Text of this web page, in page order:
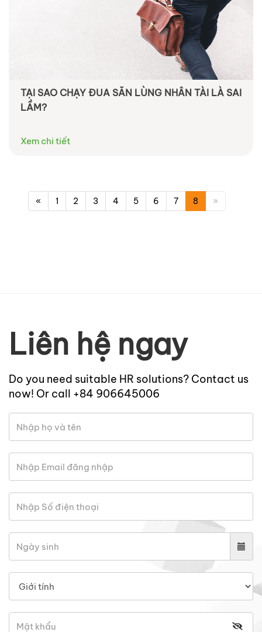
TẠI SAO CHẠY ĐUA SĂN LÙNG NHÂN TÀI LÀ SAI
LẦM?
Xem chi tiết
« 1 2 3 4 5 6 7 8 »
Liên hệ ngay
Do you need suitable HR solutions? Contact us
now! Or call +84 906645006